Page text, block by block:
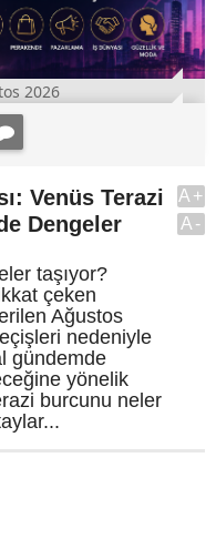
2026
Venüs Terazi
Dengeler
taşıyor?
çeken
Ağustos
nedeniyle
gündemde
yönelik
burcunu neler
A+
A-